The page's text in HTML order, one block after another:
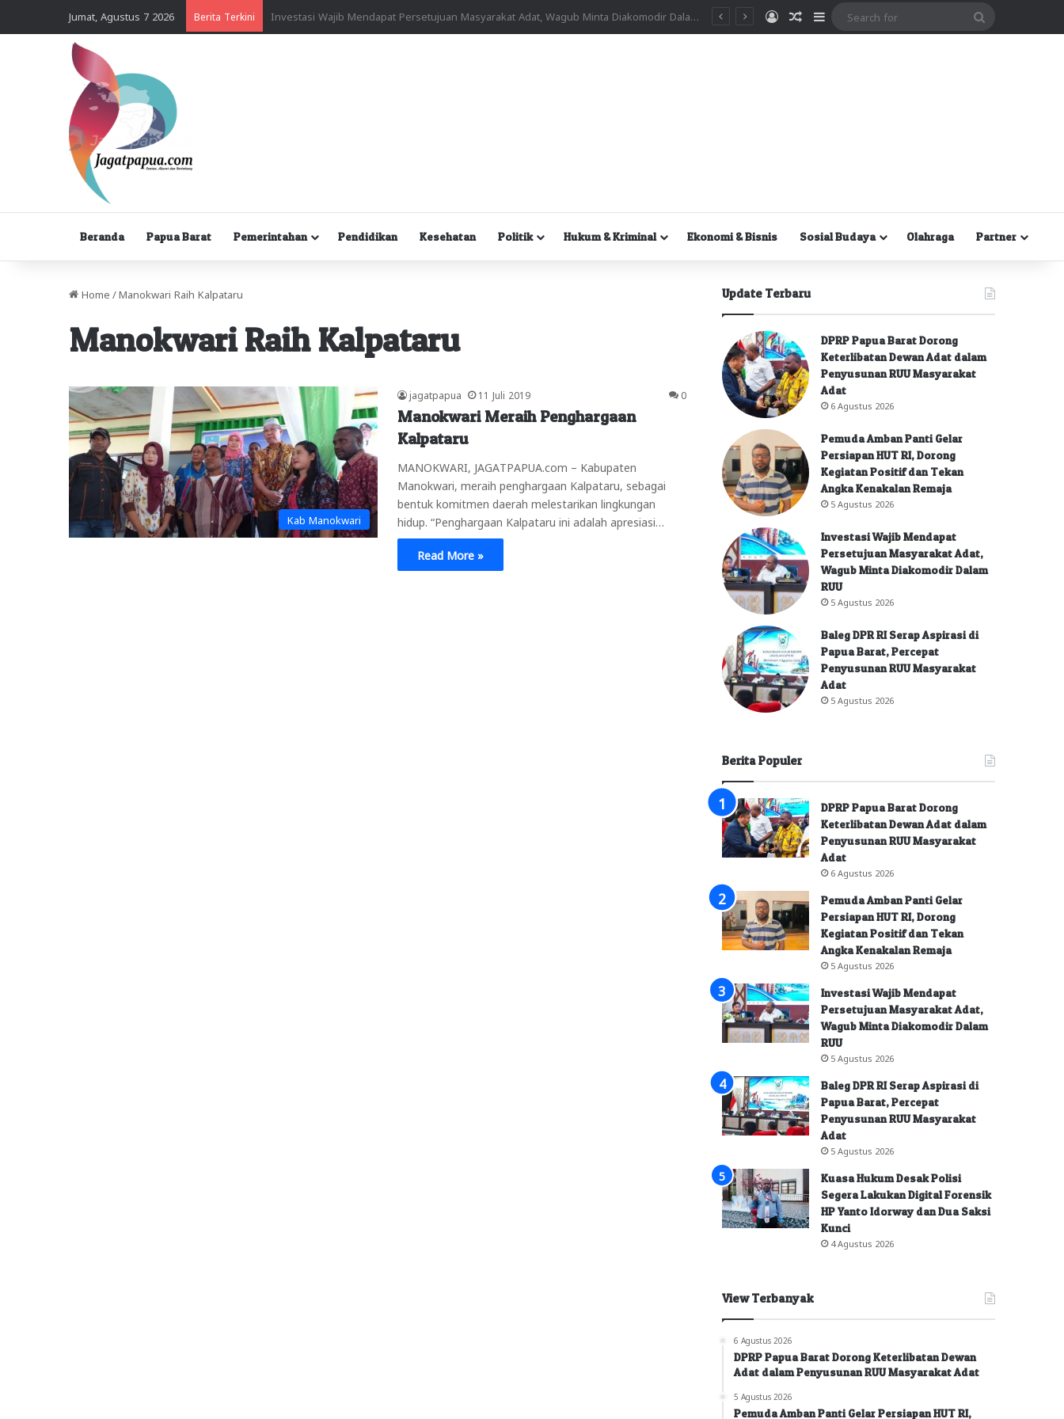
Jumat, Agustus 7 2026 Berita Terkini MasukRandom Article
Sidebar
Beranda Papua Barat Pemerintahan Pendidikan Kesehatan Politik Hukum & Kriminal Ekonomi & Bisnis Sosial Budaya Olahraga Partner
Home / Manokwari Raih Kalpataru
Manokwari Raih Kalpataru
Kab Manokwari
jagatpapua 11 Juli 2019 0
Manokwari Meraih Penghargaan
Kalpataru
MANOKWARI, JAGATPAPUA.com – Kabupaten
Manokwari, meraih penghargaan Kalpataru, sebagai
bentuk komitmen daerah melestarikan lingkungan
hidup. “Penghargaan Kalpataru ini adalah apresiasi…
Read More »
Update Terbaru
DPRP Papua Barat Dorong
Keterlibatan Dewan Adat dalam
Penyusunan RUU Masyarakat
Adat
6 Agustus 2026
Pemuda Amban Panti Gelar
Persiapan HUT RI, Dorong
Kegiatan Positif dan Tekan
Angka Kenakalan Remaja
5 Agustus 2026
Investasi Wajib Mendapat
Persetujuan Masyarakat Adat,
Wagub Minta Diakomodir Dalam
RUU
5 Agustus 2026
Baleg DPR RI Serap Aspirasi di
Papua Barat, Percepat
Penyusunan RUU Masyarakat
Adat
5 Agustus 2026
Berita Populer
DPRP Papua Barat Dorong
Keterlibatan Dewan Adat dalam
Penyusunan RUU Masyarakat
Adat
6 Agustus 2026
Pemuda Amban Panti Gelar
Persiapan HUT RI, Dorong
Kegiatan Positif dan Tekan
Angka Kenakalan Remaja
5 Agustus 2026
Investasi Wajib Mendapat
Persetujuan Masyarakat Adat,
Wagub Minta Diakomodir Dalam
RUU
5 Agustus 2026
Baleg DPR RI Serap Aspirasi di
Papua Barat, Percepat
Penyusunan RUU Masyarakat
Adat
5 Agustus 2026
Kuasa Hukum Desak Polisi
Segera Lakukan Digital Forensik
HP Yanto Idorway dan Dua Saksi
Kunci
4 Agustus 2026
View Terbanyak
6 Agustus 2026
DPRP Papua Barat Dorong Keterlibatan Dewan
Adat dalam Penyusunan RUU Masyarakat Adat
5 Agustus 2026
Pemuda Amban Panti Gelar Persiapan HUT RI,